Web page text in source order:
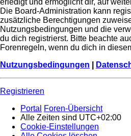
erledigt und ermöglicht dir, auf
Die Board-Administration kann
zusätzliche Berechtigungen
Nutzungsbedingungen und die
du dich registrierst. Bitte beachte
Forenregeln, wenn du dich in
Nutzungsbedingungen
Registrieren
Portal Foren-Übersicht
Alle Zeiten sind UTC+02:00
Cookie-Einstellungen